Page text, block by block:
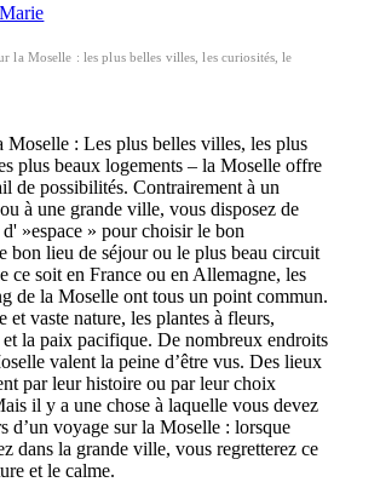
la Moselle : les plus belles villes, les curiosités, le
Moselle : Les plus belles villes, les plus
plus beaux logements – la Moselle offre
de possibilités. Contrairement à un
à une grande ville, vous disposez de
»espace » pour choisir le bon
bon lieu de séjour ou le plus beau circuit
ce soit en France ou en Allemagne, les
de la Moselle ont tous un point commun.
et vaste nature, les plantes à fleurs,
la paix pacifique. De nombreux endroits
valent la peine d’être vus. Des lieux
par leur histoire ou par leur choix
il y a une chose à laquelle vous devez
d’un voyage sur la Moselle : lorsque
dans la grande ville, vous regretterez ce
et le calme.